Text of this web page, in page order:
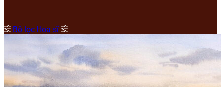
Bộ lọc Họa sĩ